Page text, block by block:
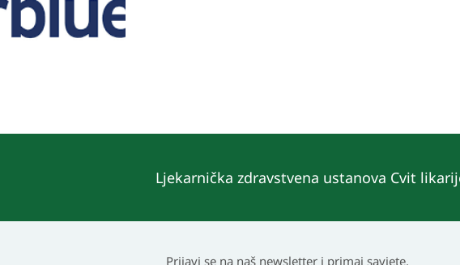
Ljekarnička zdravstvena ustanova Cvit
Prijavi se na naš newsletter i primaj savjete,